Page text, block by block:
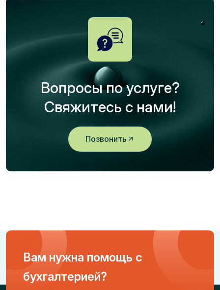
Вопросы по услуге?
Свяжитесь с нами!
Позвонить
Вам нужна помощь с
бухгалтерией?